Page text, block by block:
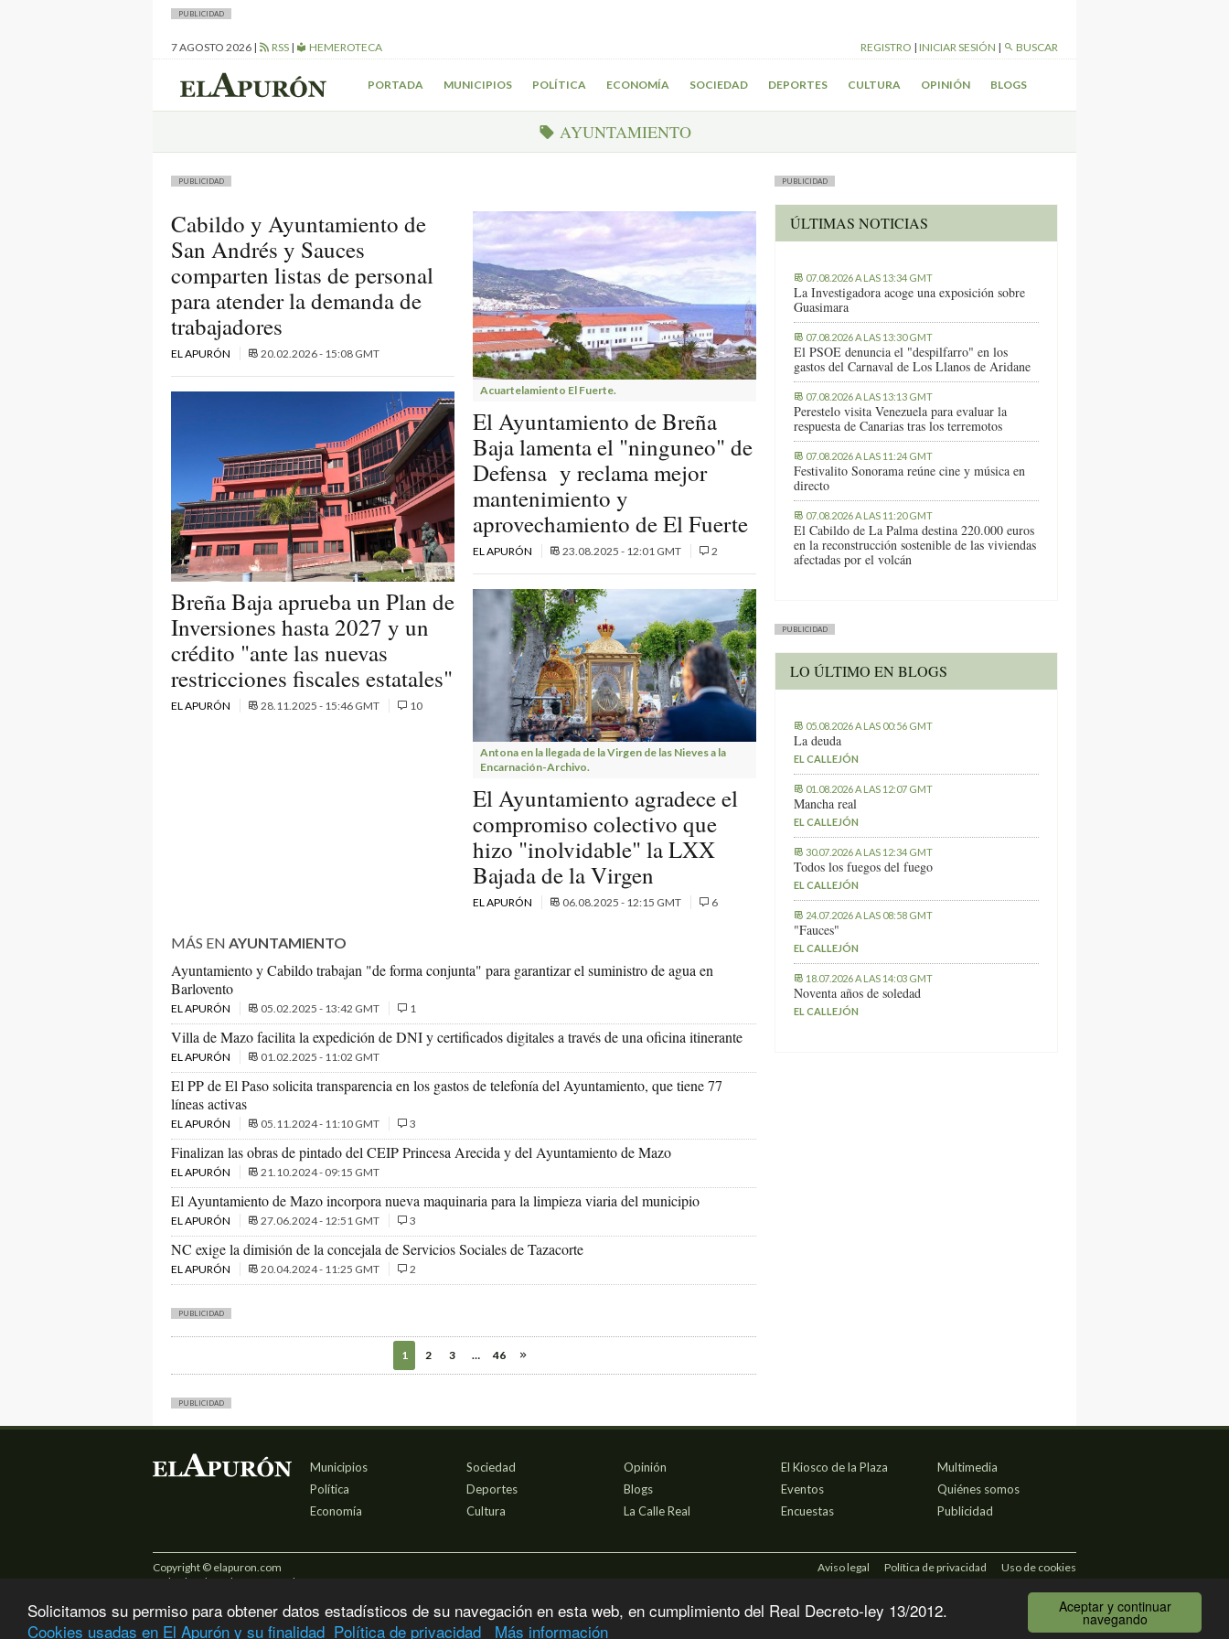
Aceptar y continuar
navegando
Solicitamos su permiso para obtener datos estadísticos de su navegación en esta web, en cumplimiento del Real Decreto-ley 13/2012.
Cookies usadas en El Apurón y su finalidad Política de privacidad Más información
PUBLICIDAD
7 AGOSTO 2026 | RSS | HEMEROTECA REGISTRO | INICIAR SESIÓN | BUSCAR
PORTADA MUNICIPIOS POLÍTICA ECONOMÍA SOCIEDAD DEPORTES CULTURA OPINIÓN BLOGS
AYUNTAMIENTO
PUBLICIDAD
Cabildo y Ayuntamiento de
San Andrés y Sauces
comparten listas de personal
para atender la demanda de
trabajadores
EL APURÓN 20.02.2026 - 15:08 GMT
Breña Baja aprueba un Plan de
Inversiones hasta 2027 y un
crédito "ante las nuevas
restricciones fiscales estatales"
EL APURÓN 28.11.2025 - 15:46 GMT 10
Acuartelamiento El Fuerte.
El Ayuntamiento de Breña
Baja lamenta el "ninguneo" de
Defensa y reclama mejor
mantenimiento y
aprovechamiento de El Fuerte
EL APURÓN 23.08.2025 - 12:01 GMT 2
Antona en la llegada de la Virgen de las Nieves a la
Encarnación-Archivo.
El Ayuntamiento agradece el
compromiso colectivo que
hizo "inolvidable" la LXX
Bajada de la Virgen
EL APURÓN 06.08.2025 - 12:15 GMT 6
MÁS EN AYUNTAMIENTO
Ayuntamiento y Cabildo trabajan "de forma conjunta" para garantizar el suministro de agua en
Barlovento
EL APURÓN 05.02.2025 - 13:42 GMT 1
Villa de Mazo facilita la expedición de DNI y certificados digitales a través de una oficina itinerante
EL APURÓN 01.02.2025 - 11:02 GMT
El PP de El Paso solicita transparencia en los gastos de telefonía del Ayuntamiento, que tiene 77
líneas activas
EL APURÓN 05.11.2024 - 11:10 GMT 3
Finalizan las obras de pintado del CEIP Princesa Arecida y del Ayuntamiento de Mazo
EL APURÓN 21.10.2024 - 09:15 GMT
El Ayuntamiento de Mazo incorpora nueva maquinaria para la limpieza viaria del municipio
EL APURÓN 27.06.2024 - 12:51 GMT 3
NC exige la dimisión de la concejala de Servicios Sociales de Tazacorte
EL APURÓN 20.04.2024 - 11:25 GMT 2
PUBLICIDAD
1 2 3 … 46
PUBLICIDAD
ÚLTIMAS NOTICIAS
07.08.2026 A LAS 13:34 GMT
La Investigadora acoge una exposición sobre
Guasimara
07.08.2026 A LAS 13:30 GMT
El PSOE denuncia el "despilfarro" en los
gastos del Carnaval de Los Llanos de Aridane
07.08.2026 A LAS 13:13 GMT
Perestelo visita Venezuela para evaluar la
respuesta de Canarias tras los terremotos
07.08.2026 A LAS 11:24 GMT
Festivalito Sonorama reúne cine y música en
directo
07.08.2026 A LAS 11:20 GMT
El Cabildo de La Palma destina 220.000 euros
en la reconstrucción sostenible de las viviendas
afectadas por el volcán
PUBLICIDAD
LO ÚLTIMO EN BLOGS
05.08.2026 A LAS 00:56 GMT
La deuda
EL CALLEJÓN
01.08.2026 A LAS 12:07 GMT
Mancha real
EL CALLEJÓN
30.07.2026 A LAS 12:34 GMT
Todos los fuegos del fuego
EL CALLEJÓN
24.07.2026 A LAS 08:58 GMT
"Fauces"
EL CALLEJÓN
18.07.2026 A LAS 14:03 GMT
Noventa años de soledad
EL CALLEJÓN
PUBLICIDAD
Municipios
Política
Economía
Sociedad
Deportes
Cultura
Opinión
Blogs
La Calle Real
El Kiosco de la Plaza
Eventos
Encuestas
Multimedia
Quiénes somos
Publicidad
Copyright © elapuron.com
Todos los derechos reservados
Aviso legal Política de privacidad Uso de cookies